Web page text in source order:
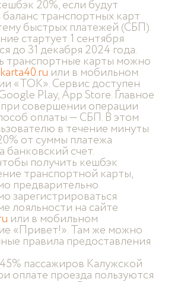
20%, если будут
транспортных карт
быстрых платежей (СБП).
стартует 1 сентября
до 31 декабря 2024 года.
транспортные карты можно
или в мобильном
«ТОК». Сервис доступен
Play, App Store. Главное
совершении операции
оплаты — СБП. В этом
в течение минуты
от суммы платежа
банковский счет.
получить кешбэк
транспортной карты,
предварительно
зарегистрироваться
лояльности на сайте
или в мобильном
«Привет!». Там же можно
правила предоставления
пассажиров Калужской
оплате проезда пользуются